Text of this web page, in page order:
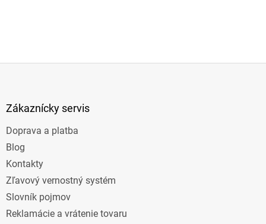
Zákaznícky servis
Doprava a platba
Blog
Kontakty
Zľavový vernostný systém
Slovník pojmov
Reklamácie a vrátenie tovaru